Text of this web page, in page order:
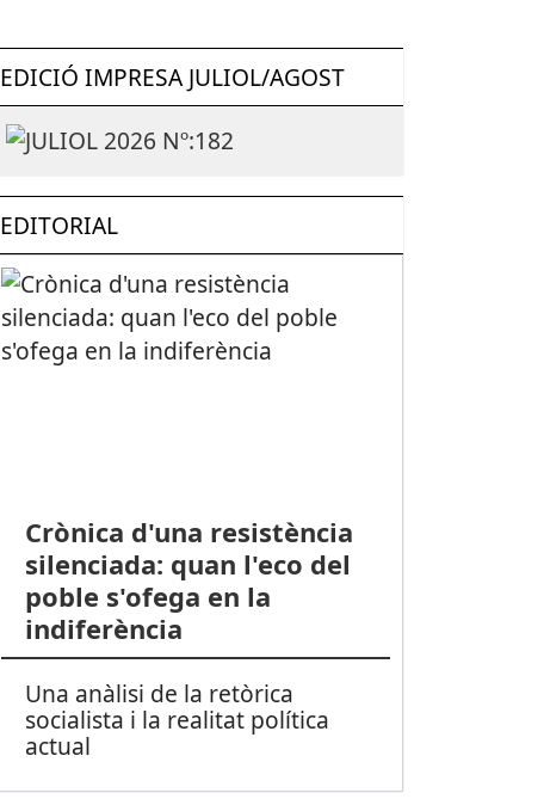
EDICIÓ IMPRESA JULIOL/AGOST
EDITORIAL
Crònica d'una resistència
silenciada: quan l'eco del
poble s'ofega en la
indiferència
Una anàlisi de la retòrica
socialista i la realitat política
actual